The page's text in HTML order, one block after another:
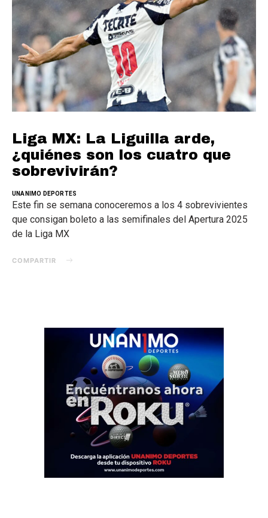
Liga MX: La Liguilla arde,
¿quiénes son los cuatro que
sobrevivirán?
UNANIMO DEPORTES
Este fin se semana conoceremos a los 4 sobrevivientes
que consigan boleto a las semifinales del Apertura 2025
de la Liga MX
COMPARTIR